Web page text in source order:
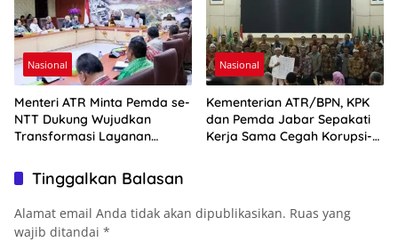
Nasional
Menteri ATR Minta Pemda se-
NTT Dukung Wujudkan
Transformasi Layanan
Nasional
Kementerian ATR/BPN, KPK
dan Pemda Jabar Sepakati
Kerja Sama Cegah Korupsi-
Tinggalkan Balasan
Alamat email Anda tidak akan dipublikasikan. Ruas yang
wajib ditandai *